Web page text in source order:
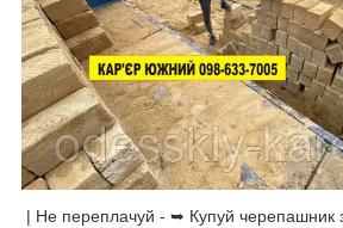
| Не переплачуй - ➥ Купуй черепашник